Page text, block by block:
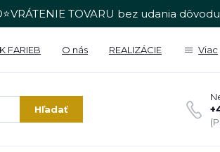
TOVARU bez udania
FARIEB O nás REALIZÁCIE Viac
Hľadať